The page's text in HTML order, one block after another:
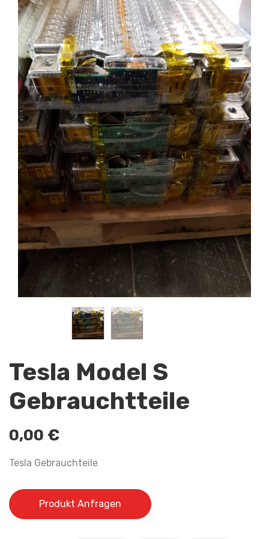
Tesla Model S
Gebrauchtteile
0,00 €
Tesla Gebrauchteile
Produkt Anfragen